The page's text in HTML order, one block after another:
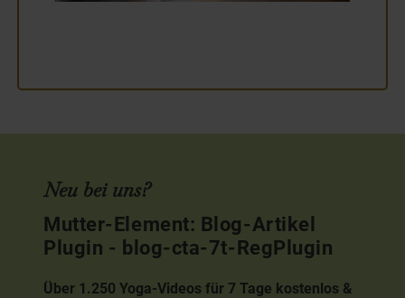
Neu bei uns?
Mutter-Element: Blog-Artikel
Plugin - blog-cta-7t-RegPlugin
Über 1.250 Yoga-Videos für 7 Tage kostenlos &